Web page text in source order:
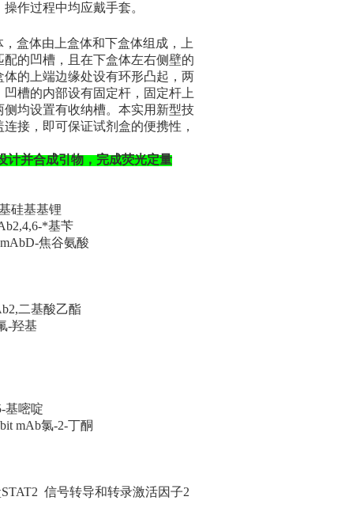
作过程中均应戴手套。
盒体由上盒体和下盒体组成，上
的凹槽，且在下盒体左右侧壁的
的上端边缘处设有环形凸起，两
槽的内部设有固定杆，固定杆上
均设置有收纳槽。本实用新型技
接，即可保证试剂盒的便携性，
计并合成引物，完成荧光定量
硅基基锂
*基苄
焦谷氨酸
二基酸乙酯
-羟基
基嘧啶
mAb氯-2-丁酮
信号转导和转录激活因子2